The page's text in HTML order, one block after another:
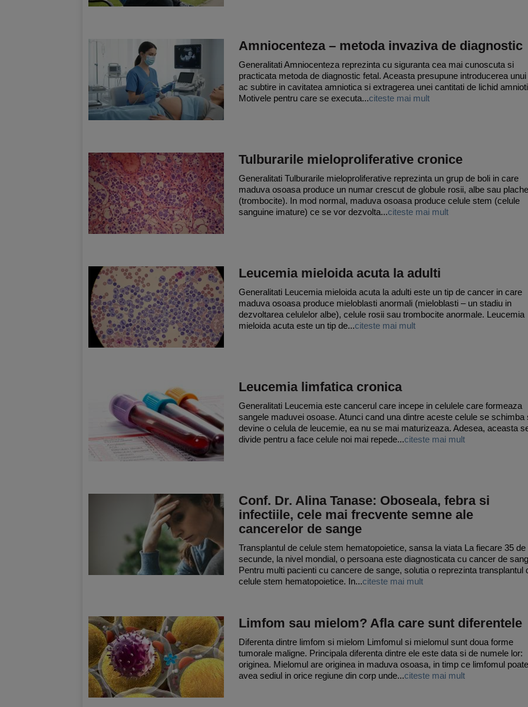
Amniocenteza – metoda invaziva de diagnostic
Generalitati Amniocenteza reprezinta cu siguranta cea mai cunoscuta si
practicata metoda de diagnostic fetal. Aceasta presupune introducerea unui
ac subtire in cavitatea amniotica si extragerea unei cantitati de lichid
Motivele pentru care se executa...citeste mai mult
Tulburarile mieloproliferative cronice
Generalitati Tulburarile mieloproliferative reprezinta un grup de boli in care
maduva osoasa produce un numar crescut de globule rosii, albe sau
(trombocite). In mod normal, maduva osoasa produce celule stem (celule
sanguine imature) ce se vor dezvolta...citeste mai mult
Leucemia mieloida acuta la adulti
Generalitati Leucemia mieloida acuta la adulti este un tip de cancer in care
maduva osoasa produce mieloblasti anormali (mieloblasti – un stadiu in
dezvoltarea celulelor albe), celule rosii sau trombocite anormale. Leucemia
mieloida acuta este un tip de...citeste mai mult
Leucemia limfatica cronica
Generalitati Leucemia este cancerul care incepe in celulele care formeaza
sangele maduvei osoase. Atunci cand una dintre aceste celule se schimba
devine o celula de leucemie, ea nu se mai maturizeaza. Adesea, aceasta
divide pentru a face celule noi mai repede...citeste mai mult
Conf. Dr. Alina Tanase: Oboseala, febra si
infectiile, cele mai frecvente semne ale
cancerelor de sange
Transplantul de celule stem hematopoietice, sansa la viata La fiecare 35 de
secunde, la nivel mondial, o persoana este diagnosticata cu cancer de
Pentru multi pacienti cu cancere de sange, solutia o reprezinta transplantul
celule stem hematopoietice. In...citeste mai mult
Limfom sau mielom? Afla care sunt diferentele
Diferenta dintre limfom si mielom Limfomul si mielomul sunt doua forme
tumorale maligne. Principala diferenta dintre ele este data si de numele lor:
originea. Mielomul are originea in maduva osoasa, in timp ce limfomul poate
avea sediul in orice regiune din corp unde...citeste mai mult